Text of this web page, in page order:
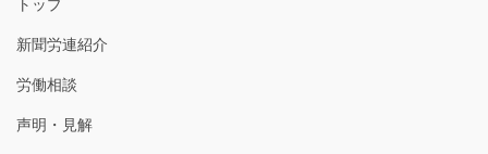
トップ
新聞労連紹介
労働相談
声明・見解